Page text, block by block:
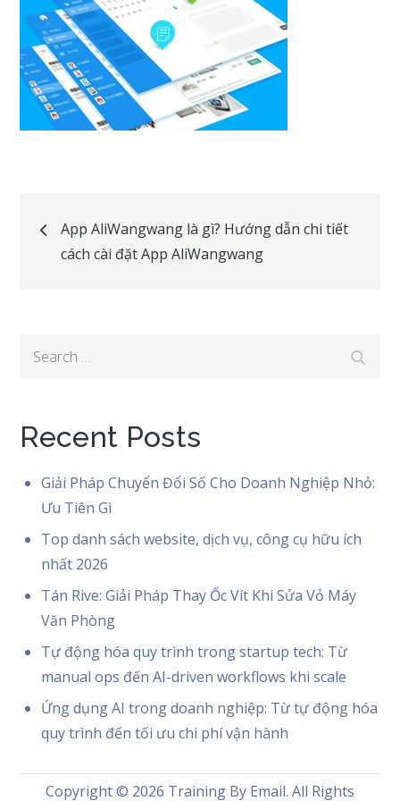
Post
App AliWangwang là gì? Hướng dẫn chi tiết
cách cài đặt App AliWangwang
Search
Recent Posts
Giải Pháp Chuyển Đổi Số Cho Doanh Nghiệp Nhỏ:
Ưu Tiên Gì
Top danh sách website, dịch vụ, công cụ hữu ích
nhất 2026
Tán Rive: Giải Pháp Thay Ốc Vít Khi Sửa Vỏ Máy
Văn Phòng
Tự động hóa quy trình trong startup tech: Từ
manual ops đến AI-driven workflows khi scale
Ứng dụng AI trong doanh nghiệp: Từ tự động hóa
quy trình đến tối ưu chi phí vận hành
Copyright © 2026 Training By Email. All Rights